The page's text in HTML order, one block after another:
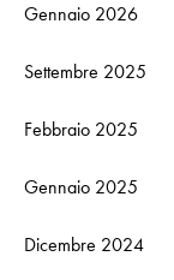
Gennaio 2026
Settembre 2025
Febbraio 2025
Gennaio 2025
Dicembre 2024